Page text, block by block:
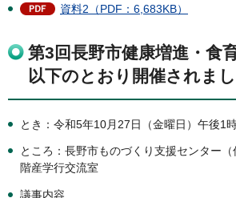
資料2（PDF：6,683KB）
第3回長野市健康増進・食
以下のとおり開催されま
とき：令和5年10月27日（金曜日）午後1
ところ：長野市ものづくり支援センター
階産学行交流室
議事内容